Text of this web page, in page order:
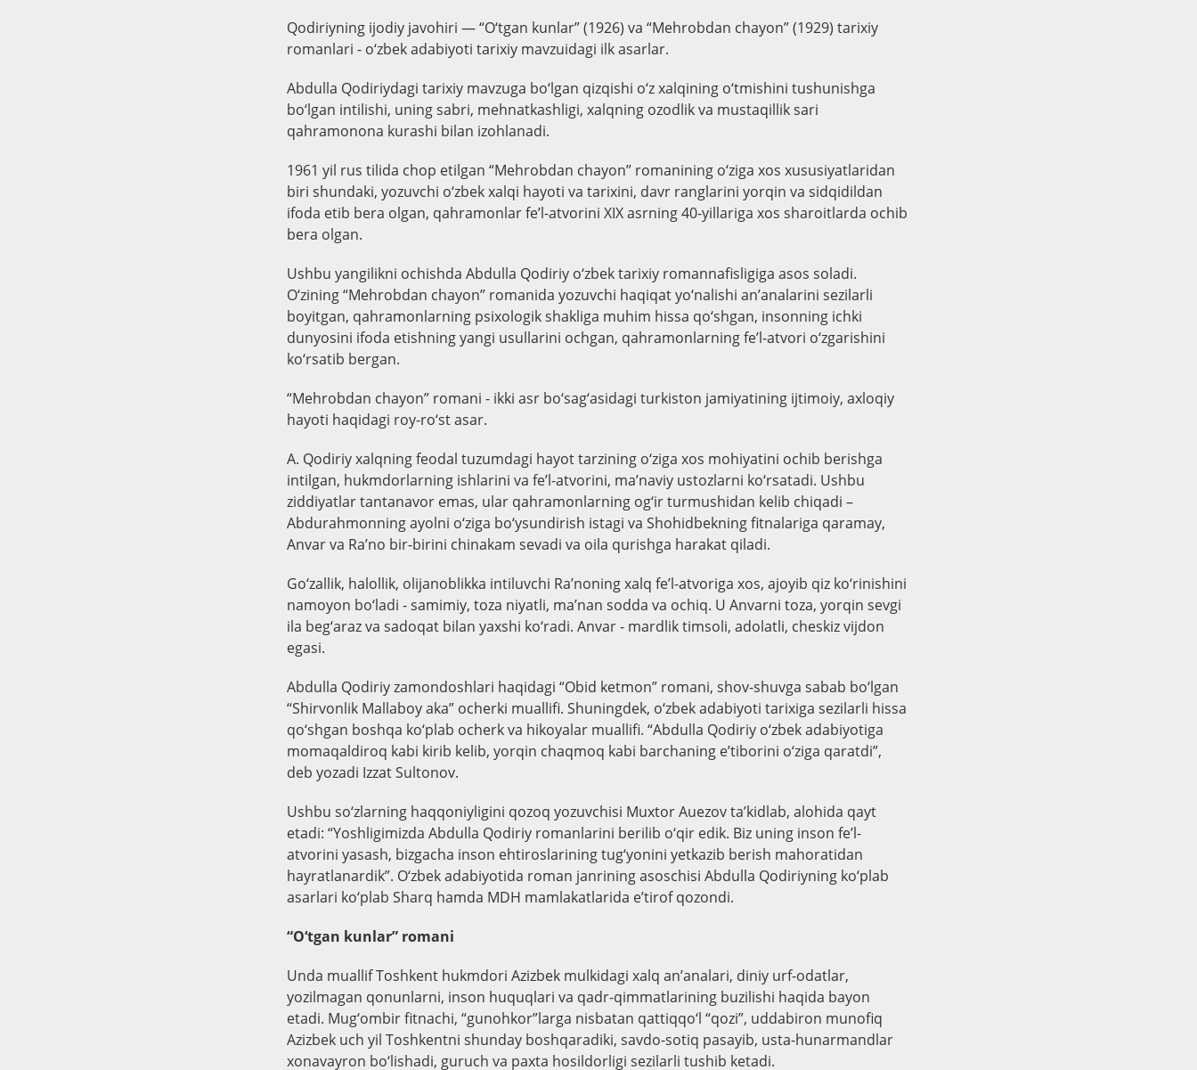
Qodiriyning ijodiy javohiri — “O‘tgan kunlar” (1926) va “Mehrobdan chayon” (1929) tarixiy
romanlari - o‘zbek adabiyoti tarixiy mavzuidagi ilk asarlar.
Abdulla Qodiriydagi tarixiy mavzuga bo‘lgan qizqishi o‘z xalqining o‘tmishini tushunishga
bo‘lgan intilishi, uning sabri, mehnatkashligi, xalqning ozodlik va mustaqillik sari
qahramonona kurashi bilan izohlanadi.
1961 yil rus tilida chop etilgan “Mehrobdan chayon” romanining o‘ziga xos xususiyatlaridan
biri shundaki, yozuvchi o‘zbek xalqi hayoti va tarixini, davr ranglarini yorqin va sidqidildan
ifoda etib bera olgan, qahramonlar fe’l-atvorini XIX asrning 40-yillariga xos sharoitlarda ochib
bera olgan.
Ushbu yangilikni ochishda Abdulla Qodiriy o‘zbek tarixiy romannafisligiga asos soladi.
O‘zining “Mehrobdan chayon” romanida yozuvchi haqiqat yo‘nalishi an’analarini sezilarli
boyitgan, qahramonlarning psixologik shakliga muhim hissa qo‘shgan, insonning ichki
dunyosini ifoda etishning yangi usullarini ochgan, qahramonlarning fe’l-atvori o‘zgarishini
ko‘rsatib bergan.
“Mehrobdan chayon” romani - ikki asr bo‘sag‘asidagi turkiston jamiyatining ijtimoiy, axloqiy
hayoti haqidagi roy-ro‘st asar.
A. Qodiriy xalqning feodal tuzumdagi hayot tarzining o‘ziga xos mohiyatini ochib berishga
intilgan, hukmdorlarning ishlarini va fe’l-atvorini, ma’naviy ustozlarni ko‘rsatadi. Ushbu
ziddiyatlar tantanavor emas, ular qahramonlarning og‘ir turmushidan kelib chiqadi –
Abdurahmonning ayolni o‘ziga bo‘ysundirish istagi va Shohidbekning fitnalariga qaramay,
Anvar va Ra’no bir-birini chinakam sevadi va oila qurishga harakat qiladi.
Go‘zallik, halollik, olijanoblikka intiluvchi Ra’noning xalq fe’l-atvoriga xos, ajoyib qiz ko‘rinishini
namoyon bo‘ladi - samimiy, toza niyatli, ma’nan sodda va ochiq. U Anvarni toza, yorqin sevgi
ila beg‘araz va sadoqat bilan yaxshi ko‘radi. Anvar - mardlik timsoli, adolatli, cheskiz vijdon
egasi.
Abdulla Qodiriy zamondoshlari haqidagi “Obid ketmon” romani, shov-shuvga sabab bo‘lgan
“Shirvonlik Mallaboy aka” ocherki muallifi. Shuningdek, o‘zbek adabiyoti tarixiga sezilarli hissa
qo‘shgan boshqa ko‘plab ocherk va hikoyalar muallifi. “Abdulla Qodiriy o‘zbek adabiyotiga
momaqaldiroq kabi kirib kelib, yorqin chaqmoq kabi barchaning e’tiborini o‘ziga qaratdi”,
deb yozadi Izzat Sultonov.
Ushbu so‘zlarning haqqoniyligini qozoq yozuvchisi Muxtor Auezov ta’kidlab, alohida qayt
etadi: “Yoshligimizda Abdulla Qodiriy romanlarini berilib o‘qir edik. Biz uning inson fe’l-
atvorini yasash, bizgacha inson ehtiroslarining tug‘yonini yetkazib berish mahoratidan
hayratlanardik”. O‘zbek adabiyotida roman janrining asoschisi Abdulla Qodiriyning ko‘plab
asarlari ko‘plab Sharq hamda MDH mamlakatlarida e’tirof qozondi.
“O‘tgan kunlar” romani
Unda muallif Toshkent hukmdori Azizbek mulkidagi xalq an’analari, diniy urf-odatlar,
yozilmagan qonunlarni, inson huquqlari va qadr-qimmatlarining buzilishi haqida bayon
etadi. Mug‘ombir fitnachi, “gunohkor”larga nisbatan qattiqqo‘l “qozi”, uddabiron munofiq
Azizbek uch yil Toshkentni shunday boshqaradiki, savdo-sotiq pasayib, usta-hunarmandlar
xonavayron bo‘lishadi, guruch va paxta hosildorligi sezilarli tushib ketadi.